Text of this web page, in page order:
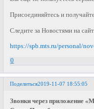
Присоединяйтесь и
Следите за Новостями на
https://spb.mts.ru/personal/
0
Поделиться2019-11-07 18:55:05
Звонки через приложение